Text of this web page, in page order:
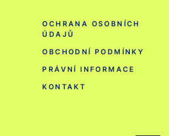
OCHRANA OSOBNÍCH
ÚDAJŮ
OBCHODNÍ PODMÍNKY
PRÁVNÍ INFORMACE
KONTAKT